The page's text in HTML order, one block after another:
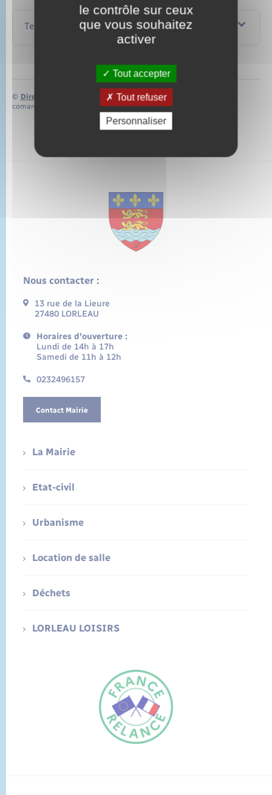
Textes de référence
© Direction de l’information légale et administrative
comarquage developpé parbaseo.io
Nous contacter :
13 rue de la Lieure
27480 LORLEAU
Horaires d'ouverture :
Lundi de 14h à 17h
Samedi de 11h à 12h
0232496157
Contact Mairie
La Mairie
Etat-civil
Urbanisme
Location de salle
Déchets
LORLEAU LOISIRS
le contrôle sur ceux
que vous souhaitez
activer
Tout accepter
Tout refuser
Personnaliser